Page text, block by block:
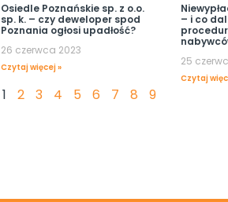
Osiedle Poznańskie sp. z o.o.
sp. k. – czy deweloper spod
Poznania ogłosi upadłość?
26 czerwca 2023
Czytaj więcej »
– i co
25
Czytaj
1 2 3 4 5 6 7 8 9